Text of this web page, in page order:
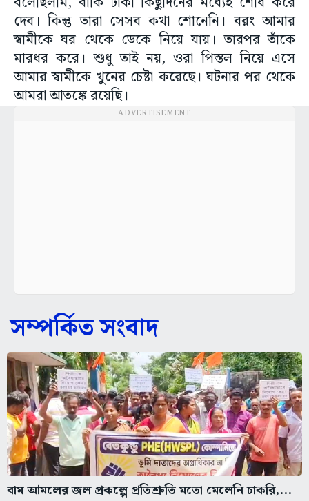
দেব। কিন্তু তারা সেসব কথা শোনেনি। বরং আমার
স্বামীকে ঘর থেকে ডেকে নিয়ে যায়। তারপর তাঁকে
মারধর করে। শুধু তাই নয়, ওরা পিস্তল নিয়ে এসে
আমার স্বামীকে খুনের চেষ্টা করেছে। ঘটনার পর থেকে
আমরা আতঙ্কে রয়েছি।
ADVERTISEMENT
সম্পর্কিত সংবাদ
বাম আমলের জল প্রকল্পে প্রতিশ্রুতি মতো মেলেনি চাকরি,...